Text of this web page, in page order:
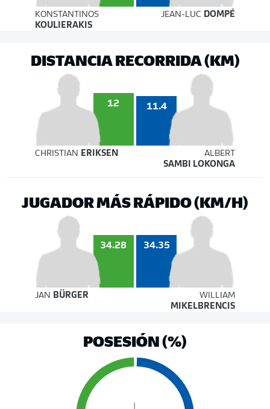
KONSTANTINOS
KOULIERAKIS
JEAN-LUC DOMPÉ
DISTANCIA RECORRIDA (KM)
12 11.4
CHRISTIAN ERIKSEN
ALBERT
SAMBI LOKONGA
JUGADOR MÁS RÁPIDO (KM/H)
34.28 34.35
JAN BÜRGER
WILLIAM
MIKELBRENCIS
POSESIÓN (%)